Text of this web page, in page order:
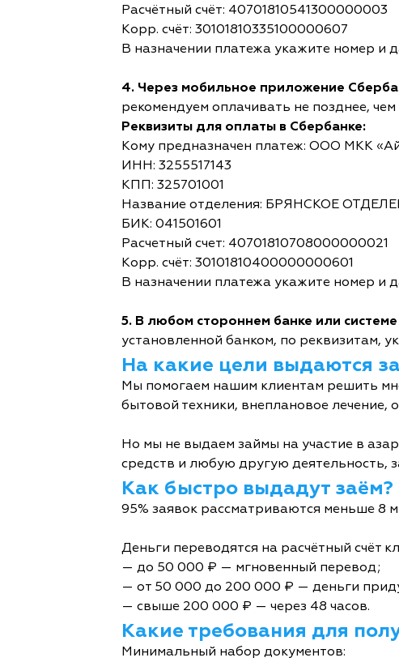
Расчётный счёт: 40701810541300000003
Корр. счёт: 30101810335100000607
В назначении платежа укажите номер и
4. Через мобильное приложение
рекомендуем оплачивать не позднее,
Реквизиты для оплаты в Сбербанке:
Кому предназначен платеж: ООО МКК
ИНН: 3255517143
КПП: 325701001
Название отделения: БРЯНСКОЕ
БИК: 041501601
Расчетный счет: 40701810708000000021
Корр. счёт: 30101810400000000601
В назначении платежа укажите номер и
5. В любом стороннем банке или
установленной банком, по реквизитам,
На какие цели выдаются
Мы помогаем нашим клиентам решить
бытовой техники, внеплановое лечение,
Но мы не выдаем займы на участие в
средств и любую другую деятельность,
Как быстро выдадут заём?
95% заявок рассматриваются меньше 8
Деньги переводятся на расчётный счёт
— до 50 000 ₽ — мгновенный перевод;
— от 50 000 до 200 000 ₽ — деньги
— свыше 200 000 ₽ — через 48 часов.
Какие требования для
Минимальный набор документов: